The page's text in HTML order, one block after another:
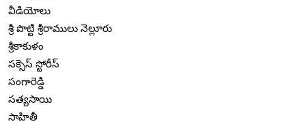
వీడియోలు
శ్రీ పొట్టి శ్రీరాములు నెల్లూరు
శ్రీకాకుళం
సక్సెస్ స్టోరీస్
సంగారెడ్డి
సత్యసాయి
సాహితీ